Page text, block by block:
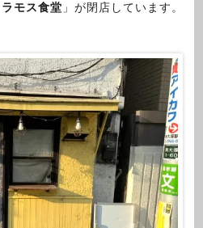
ラモス食堂 」が閉店しています。